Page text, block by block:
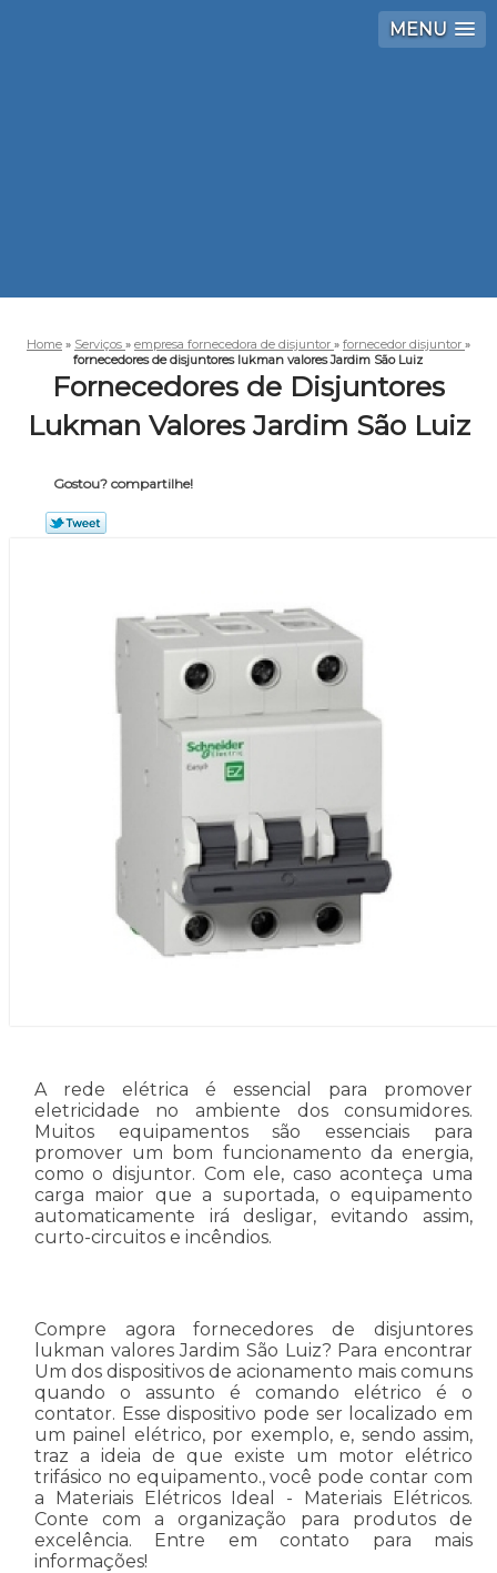
MENU
Home » Serviços » empresa fornecedora de disjuntor » fornecedor disjuntor »
fornecedores de disjuntores lukman valores Jardim São Luiz
Fornecedores de Disjuntores
Lukman Valores Jardim São Luiz
Gostou? compartilhe!
A rede elétrica é essencial para promover
eletricidade no ambiente dos consumidores.
Muitos equipamentos são essenciais para
promover um bom funcionamento da energia,
como o disjuntor. Com ele, caso aconteça uma
carga maior que a suportada, o equipamento
automaticamente irá desligar, evitando assim,
curto-circuitos e incêndios.
Compre agora fornecedores de disjuntores
lukman valores Jardim São Luiz? Para encontrar
Um dos dispositivos de acionamento mais comuns
quando o assunto é comando elétrico é o
contator. Esse dispositivo pode ser localizado em
um painel elétrico, por exemplo, e, sendo assim,
traz a ideia de que existe um motor elétrico
trifásico no equipamento., você pode contar com
a Materiais Elétricos Ideal - Materiais Elétricos.
Conte com a organização para produtos de
excelência. Entre em contato para mais
informações!